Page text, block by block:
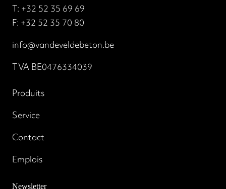
T:+32 52 35 69 69
F: +32 52 35 70 80
info@vandeveldebeton.be
TVA BE0476334039
Produits
Service
Contact
Emplois
Newsletter